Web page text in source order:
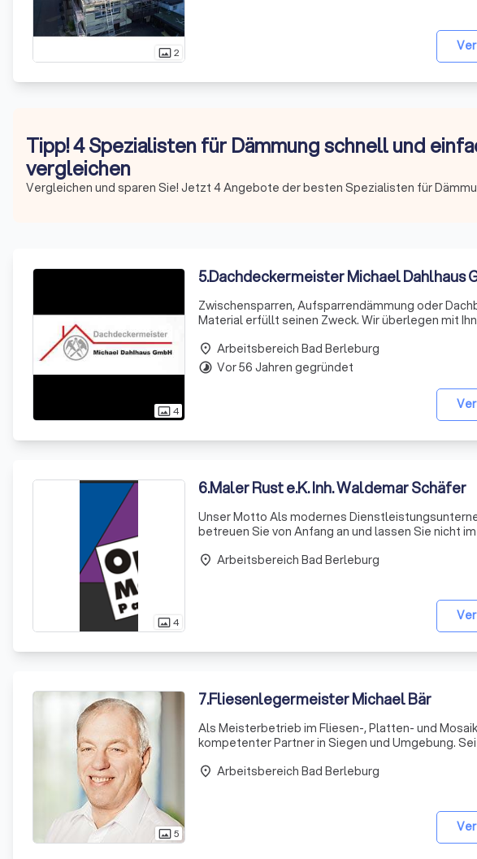
photo_size_select_actual2
Tipp! 4 Spezialisten für Dämmung schnell und
vergleichen
Vergleichen und sparen Sie! Jetzt 4 Angebote der besten Spezialisten für
photo_size_select_actual4
5.Dachdeckermeister Michael Dahlhaus
Zwischensparren, Aufsparrendämmung oder Dachbodendämmung. Jede
Material erfüllt seinen Zweck. Wir überlegen mit
place Arbeitsbereich Bad Berleburg
timelapse Vor 56 Jahren gegründet
photo_size_select_actual4
6.Maler Rust e.K. Inh. Waldemar Schäfer
Unser Motto Als modernes
betreuen Sie von Anfang an und lassen Sie nicht
heben
place Arbeitsbereich Bad Berleburg
photo_size_select_actual5
7.Fliesenlegermeister Michael Bär
Als Meisterbetrieb im Fliesen-, Platten- und
kompetenter Partner in Siegen und Umgebung.
reicht von der
place Arbeitsbereich Bad Berleburg